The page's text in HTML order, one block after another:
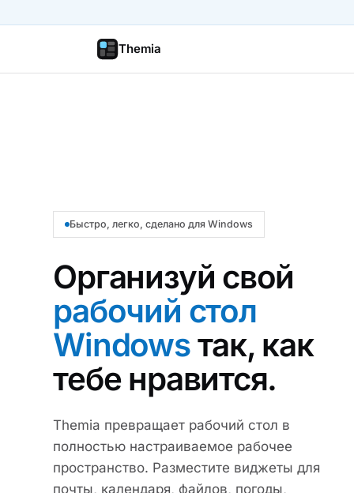
Themia
Быстро, легко, сделано для Windows
Организуй свой
рабочий стол
Windowsтак, как
тебе нравится.
Themia превращает рабочий стол в
полностью настраиваемое рабочее
пространство. Разместите виджеты для
почты, календаря, файлов, погоды,